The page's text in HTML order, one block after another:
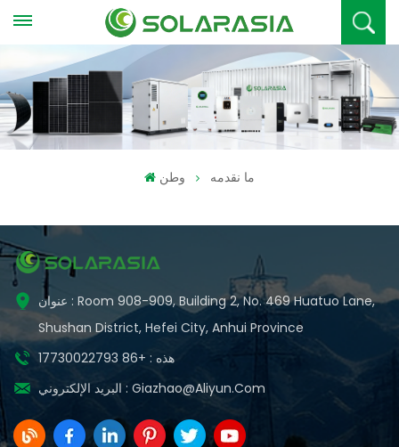
وطن ما نقدمه
عنوان : Room 908-909, Building 2, No. 469 Huatuo Lane,
Shushan District, Hefei City, Anhui Province
هذه : +86 17730022793
البريد الإلكتروني : Giazhao@aliyun.com